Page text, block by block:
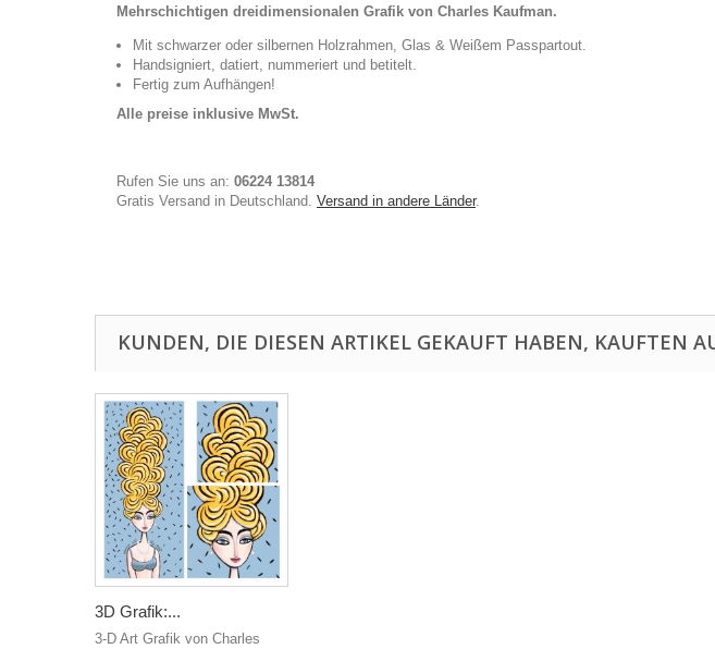
Mehrschichtigen dreidimensionalen Grafik von Charles Kaufman.
Mit schwarzer oder silbernen Holzrahmen, Glas & Weißem Passpartout.
Handsigniert, datiert, nummeriert und betitelt.
Fertig zum Aufhängen!
Alle preise inklusive MwSt.
Rufen Sie uns an: 06224 13814
Gratis Versand in Deutschland. Versand in andere Länder.
KUNDEN, DIE DIESEN ARTIKEL GEKAUFT HABEN, KAUFTEN
3D Grafik:...
3-D Art Grafik von Charles